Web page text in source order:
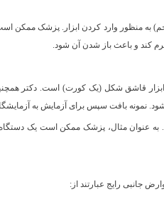
منظور وارد کردن ابزار. پزشک ممکن است
نرم کند و باعث باز شدن آن شود.
قاشق شکل (یک کورت) است. دکتر
نمونه بافت سپس برای آزمایش به
به عنوان مثال، پزشک ممکن است یک
جانبی رایج عبارتند از: